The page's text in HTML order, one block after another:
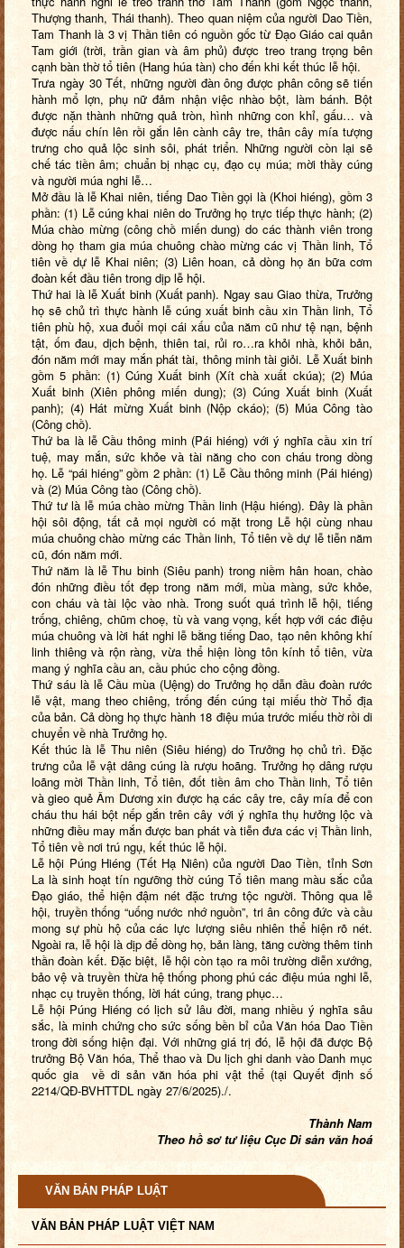
Thượng thanh, Thái thanh). Theo quan niệm của người Dao Tiền,
Tam Thanh là 3 vị Thần tiên có nguồn gốc từ Đạo Giáo cai quản
Tam giới (trời, trần gian và âm phủ) được treo trang trọngbên
cạnh bàn thờ tổ tiên (Hang húa tàn) cho đến khi kết thúc lễ hội.
Trưa ngày 30 Tết, những người đàn ông được phân công sẽ tiến
hành mổ lợn, phụ nữ đảm nhận việc nhào bột, làm bánh. Bột
được nặn thành những quả tròn, hình những con khỉ, gấu… và
được nấu chín lên rồi gắn lên cành cây tre, thân cây mía tượng
trưng cho quả lộc sinh sôi, phát triển. Những người còn lại sẽ
chế tác tiền âm; chuẩn bị nhạc cụ, đạo cụ múa; mời thầy cúng
và người múa nghi lễ…
Mở đầu là lễ Khai niên, tiếng Dao Tiền gọi là (Khoi hiéng), gồm 3
phần: (1) Lễ cúng khai niên do Trưởng họ trực tiếp thực hành; (2)
Múa chào mừng (công chồ miến dung) do các thành viên trong
dòng họ tham gia múa chuông chào mừng các vị Thần linh, Tổ
tiên về dự lễ Khai niên; (3) Liên hoan, cả dòng họ ăn bữa cơm
đoàn kết đầu tiên trong dịp lễ hội.
Thứ hai là lễ Xuất binh (Xuất panh). Ngay sau Giao thừa, Trưởng
họ sẽ chủ trì thực hành lễ cúng xuất binh cầu xin Thần linh, Tổ
tiên phù hộ, xua đuổi mọi cái xấu của năm cũ như tệ nạn, bệnh
tật, ốm đau, dịch bệnh, thiên tai, rủi ro…ra khỏi nhà, khỏi bản,
đón năm mới may mắn phát tài, thông minh tài giỏi. Lễ Xuất binh
gồm 5 phần: (1) Cúng Xuất binh (Xít chà xuất ckúa); (2) Múa
Xuất binh (Xiên phông miến dung); (3) Cúng Xuất binh (Xuất
panh); (4) Hát mừng Xuất binh (Nộp ckáo); (5) Múa Công tào
(Công chồ).
Thứ ba là lễ Cầu thông minh (Pái hiéng) với ý nghĩa cầu xin trí
tuệ, may mắn, sức khỏe và tài năng cho con cháu trong dòng
họ. Lễ “pái hiéng” gồm 2 phần: (1) Lễ Cầu thông minh (Pái hiéng)
và (2) Múa Công tào (Công chồ).
Thứ tư là lễ múa chào mừng Thần linh (Hậu hiéng). Đây là phần
hội sôi động, tất cả mọi người có mặt trong Lễ hội cùng nhau
múa chuông chào mừng các Thần linh, Tổ tiên về dự lễ tiễn năm
cũ, đón năm mới.
Thứ năm là lễ Thu binh (Siêu panh) trong niềm hân hoan, chào
đón những điều tốt đẹp trong năm mới, mùa màng, sức khỏe,
con cháu và tài lộc vào nhà. Trong suốt quá trình lễ hội, tiếng
trống, chiêng, chũm choẹ, tù và vang vọng, kết hợp với các điệu
múa chuông và lời hát nghi lễ bằng tiếng Dao, tạo nên không khí
linh thiêng và rộn ràng, vừa thể hiện lòng tôn kính tổ tiên, vừa
mang ý nghĩa cầu an, cầu phúc cho cộng đồng.
Thứ sáu là lễ Cầu mùa (Uệng) do Trưởng họ dẫn đầu đoàn rước
lễ vật, mang theo chiêng, trống đến cúng tại miếu thờ Thổ địa
của bản. Cả dòng họ thực hành 18 điệu múa trước miếu thờ rồi di
chuyển về nhà Trưởng họ.
Kết thúc là lễ Thu niên (Siêu hiéng) do Trưởng họ chủ trì. Đặc
trưng của lễ vật dâng cúng là rượu hoãng. Trưởng họ dâng rượu
loãng mời Thần linh, Tổ tiên, đốt tiền âm cho Thần linh, Tổ tiên
và gieo quẻ Âm Dương xin được hạ các cây tre, cây mía để con
cháu thu hái bột nếp gắn trên cây với ý nghĩa thụ hưởng lộc và
những điều may mắn được ban phát và tiễn đưa các vị Thần linh,
Tổ tiên về nơi trú ngụ, kết thúc lễ hội.
Lễ hội Púng Hiéng (Tết Hạ Niên) của người Dao Tiền, tỉnh Sơn
La là sinh hoạt tín ngưỡng thờ cúng Tổ tiên mang màu sắc của
Đạo giáo, thể hiện đậm nét đặc trưng tộc người. Thông qua lễ
hội, truyền thống “uống nước nhớ nguồn”, tri ân công đức và cầu
mong sự phù hộ của các lực lượng siêu nhiên thể hiện rõ nét.
Ngoài ra, lễ hội là dịp để dòng họ, bản làng, tăng cường thêm tinh
thần đoàn kết. Đặc biệt, lễ hội còn tạo ra môi trường diễn xướng,
bảo vệ và truyền thừa hệ thống phong phú các điệu múa nghi lễ,
nhạc cụ truyền thống, lời hát cúng, trang phục…
Lễ hội Púng Hiéng có lịch sử lâu đời, mang nhiều ý nghĩa sâu
sắc, là minh chứng cho sức sống bền bỉ của Văn hóa Dao Tiền
trong đời sống hiện đại. Với những giá trị đó, lễ hội đã được Bộ
trưởng Bộ Văn hóa, Thể thao và Du lịch ghi danh vào Danh mục
quốc gia về di sản văn hóa phi vật thể (tại Quyết định số
2214/QĐ-BVHTTDL ngày 27/6/2025)./.
Thành Nam
Theo hồ sơ tư liệu Cục Di sản văn hoá
VĂN BẢN PHÁP LUẬT
VĂN BẢN PHÁP LUẬT VIỆT NAM